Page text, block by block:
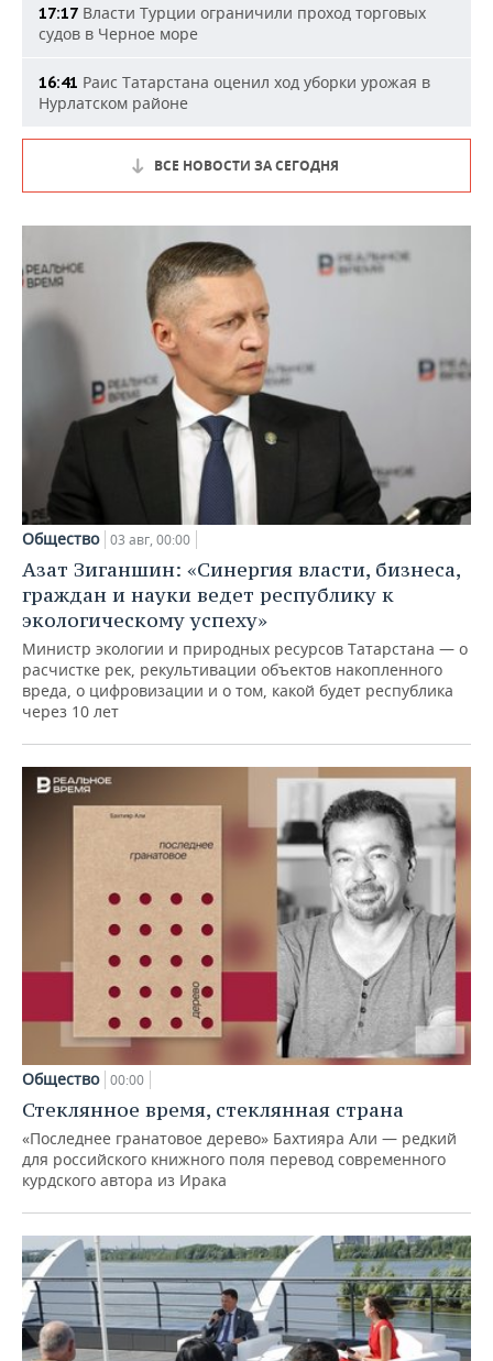
17:17 Власти Турции ограничили проход торговых
судов в Черное море
16:41 Раис Татарстана оценил ход уборки урожая в
Нурлатском районе
ВСЕ НОВОСТИ ЗА СЕГОДНЯ
Общество 03 авг, 00:00
Азат Зиганшин: «Синергия власти, бизнеса,
граждан и науки ведет республику к
экологическому успеху»
Министр экологии и природных ресурсов Татарстана — о
расчистке рек, рекультивации объектов накопленного
вреда, о цифровизации и о том, какой будет республика
через 10 лет
Общество 00:00
Стеклянное время, стеклянная страна
«Последнее гранатовое дерево» Бахтияра Али — редкий
для российского книжного поля перевод современного
курдского автора из Ирака